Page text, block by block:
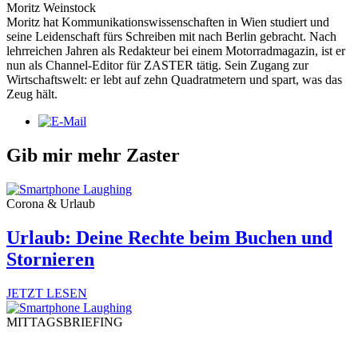
Moritz Weinstock
Moritz hat Kommunikationswissenschaften in Wien studiert und
seine Leidenschaft fürs Schreiben mit nach Berlin gebracht. Nach
lehrreichen Jahren als Redakteur bei einem Motorradmagazin, ist er
nun als Channel-Editor für ZASTER tätig. Sein Zugang zur
Wirtschaftswelt: er lebt auf zehn Quadratmetern und spart, was das
Zeug hält.
Gib mir mehr Zaster
Corona & Urlaub
Urlaub: Deine Rechte beim Buchen und
Stornieren
JETZT LESEN
MITTAGSBRIEFING